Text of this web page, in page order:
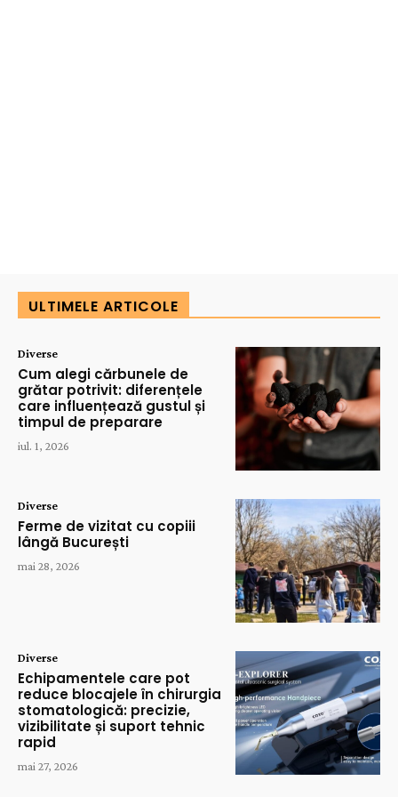
ULTIMELE ARTICOLE
Diverse
Cum alegi cărbunele de
grătar potrivit: diferențele
care influențează gustul și
timpul de preparare
iul. 1, 2026
Diverse
Ferme de vizitat cu copiii
lângă București
mai 28, 2026
Diverse
Echipamentele care pot
reduce blocajele în chirurgia
stomatologică: precizie,
vizibilitate și suport tehnic
rapid
mai 27, 2026